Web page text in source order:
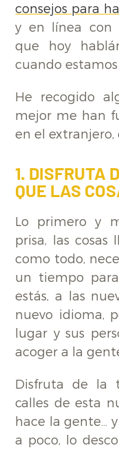
consejos para
y en línea con
que hoy
cuando estamos
He recogido
mejor me han
en el extranjero,
1. DISFRUTA
QUE LAS
Lo primero y
prisa, las cosas
como todo,
un tiempo
estás, a las
nuevo idioma,
lugar y sus
acoger a la
Disfruta de la
calles de esta
hace la gente…
a poco, lo